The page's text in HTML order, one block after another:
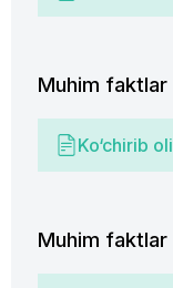
Muhim
Ko‘chirib
Muhim